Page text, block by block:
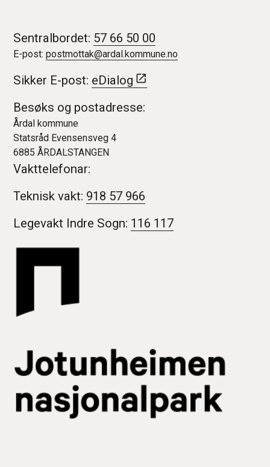
Sentralbordet: 57 66 50 00
E-post:postmottak@ardal.kommune.no
Sikker E-post: eDialog
Besøks og postadresse:
Årdal kommune
Statsråd Evensensveg 4
6885 ÅRDALSTANGEN
Vakttelefonar:
Teknisk vakt: 918 57 966
Legevakt Indre Sogn: 116 117